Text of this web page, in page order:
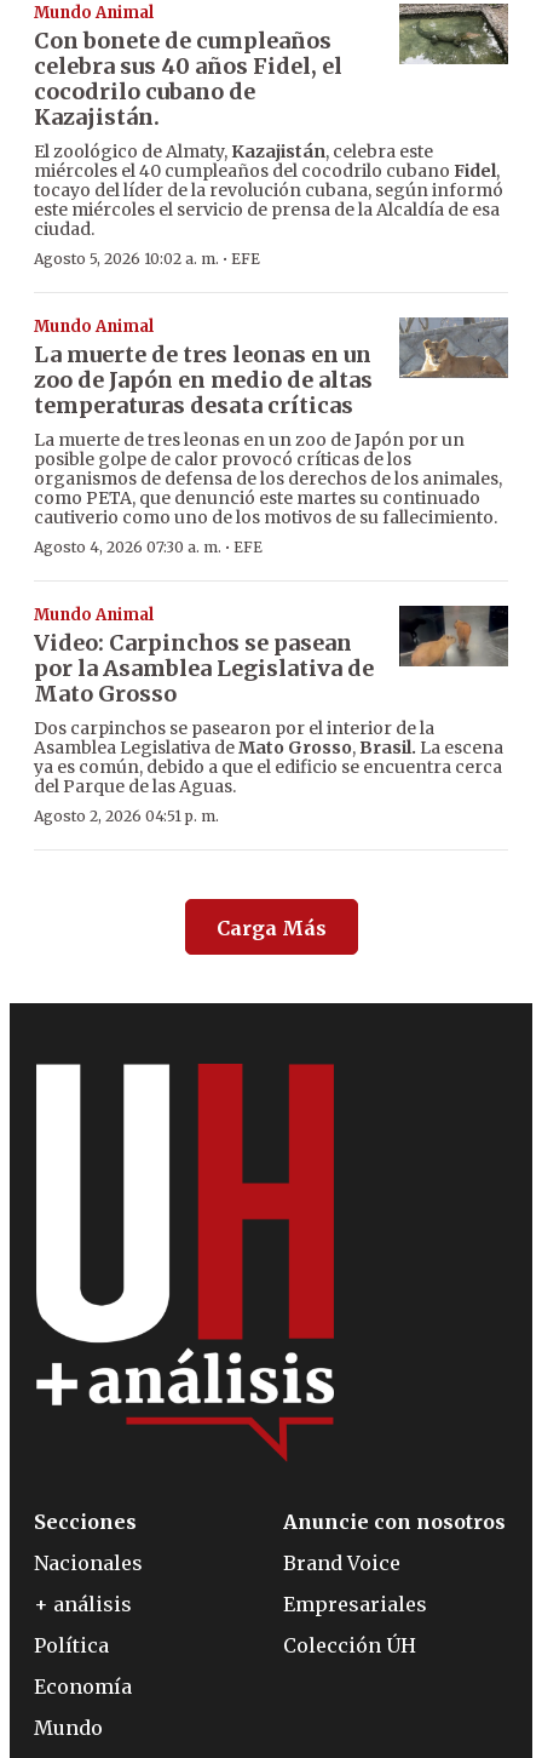
Mundo Animal
Con bonete de cumpleaños
celebra sus 40 años Fidel, el
cocodrilo cubano de
Kazajistán.
El zoológico de Almaty, Kazajistán, celebra este
miércoles el 40 cumpleaños del cocodrilo cubano Fidel,
tocayo del líder de la revolución cubana, según informó
este miércoles el servicio de prensa de la Alcaldía de esa
ciudad.
Agosto 5, 2026 10:02 a. m. · EFE
Mundo Animal
La muerte de tres leonas en un
zoo de Japón en medio de altas
temperaturas desata críticas
La muerte de tres leonas en un zoo de Japón por un
posible golpe de calor provocó críticas de los
organismos de defensa de los derechos de los animales,
como PETA, que denunció este martes su continuado
cautiverio como uno de los motivos de su fallecimiento.
Agosto 4, 2026 07:30 a. m. · EFE
Mundo Animal
Video: Carpinchos se pasean
por la Asamblea Legislativa de
Mato Grosso
Dos carpinchos se pasearon por el interior de la
Asamblea Legislativa deMato Grosso, Brasil. La escena
ya es común, debido a que el edificio se encuentra cerca
del Parque de las Aguas.
Agosto 2, 2026 04:51 p. m.
Carga Más
Secciones
Nacionales
+ análisis
Política
Economía
Mundo
Anuncie con nosotros
Brand Voice
Empresariales
Colección ÚH